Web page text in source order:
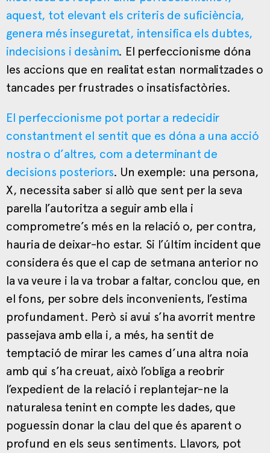
aquest, tot elevant els criteris de suficiència,
genera més inseguretat, intensifica els dubtes,
indecisions i desànim. El perfeccionisme dóna
les accions que en realitat estan normalitzades o
tancades per frustrades o insatisfactòries.
El perfeccionisme pot portar a redecidir
constantment el sentit que es dóna a una acció
nostra o d’altres, com a determinant de
decisions posteriors. Un exemple: una persona,
X, necessita saber si allò que sent per la seva
parella l’autoritza a seguir amb ella i
comprometre’s més en la relació o, per contra,
hauria de deixar-ho estar. Si l’últim incident que
considera és que el cap de setmana anterior no
la va veure i la va trobar a faltar, conclou que, en
el fons, per sobre dels inconvenients, l’estima
profundament. Però si avui s’ha avorrit mentre
passejava amb ella i, a més, ha sentit de
temptació de mirar les cames d’una altra noia
amb qui s’ha creuat, això l’obliga a reobrir
l’expedient de la relació i replantejar-ne la
naturalesa tenint en compte les dades, que
poguessin donar la clau del que és aparent o
profund en els seus sentiments. Llavors, pot